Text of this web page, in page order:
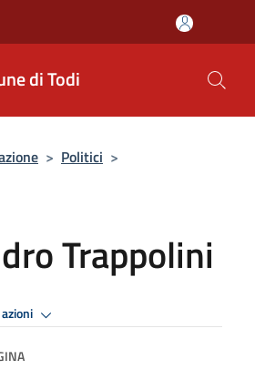
di Todi
> Politici >
Trappolini